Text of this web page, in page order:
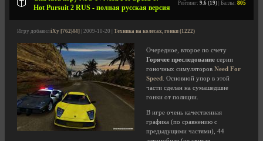
Hot Pursuit 2 RUS - полная русская версия
Рейтинг: 9.6 (19) | Баллы: 805
Игру добавил iXy [762|44] | 2009-10-20 | Техника на колесах, гонки (1222)
Очередное, второе по счету
Горячее преследование серии
гоночных симуляторов Need For
Speed
. Основной упор в этой
части сделан на сумашедшие
гонки от полиции.
В игре очень качественная
графика (по сравнению с
предыдущими частями), 44